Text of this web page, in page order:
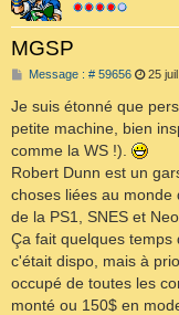
MGSP
Message : # 59656M
s
s
a
g
e
25
Je suis étonné que
petite machine, bien
comme la WS !).
Robert Dunn est un
choses liées au
de la PS1, SNES et
Ça fait quelques temps
c'était dispo, mais à
occupé de toutes les
monté ou 150$ en